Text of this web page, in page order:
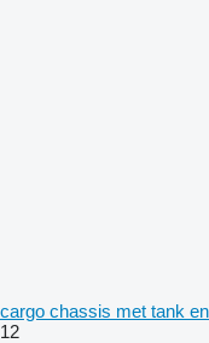
cargo chassis met tank
12